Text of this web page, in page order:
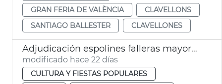
GRAN FERIA DE VALÈNCIA
CLAVELLONS
SANTIAGO BALLESTER
CLAVELLONES
Adjudicación espolines falleras mayores València 2027 y 2028
modificado hace 22 días
CULTURA Y FIESTAS POPULARES